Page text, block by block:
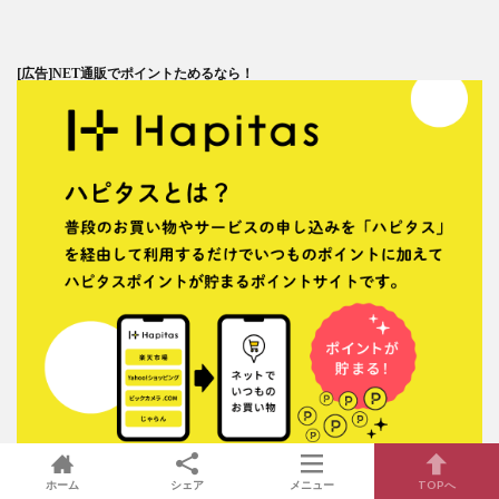
[広告]NET通販でポイントためるなら！
ホーム シェア メニュー TOPへ